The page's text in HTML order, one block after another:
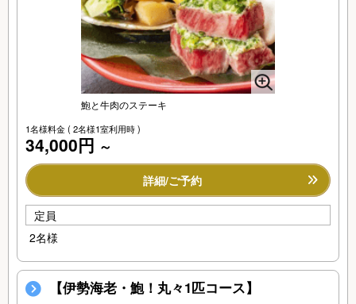
鮑と牛肉のステーキ
1名様料金( 2名様1室利用時 )
34,000円 ～
詳細/ご予約
定員
2名様
【伊勢海老・鮑！丸々1匹コース】